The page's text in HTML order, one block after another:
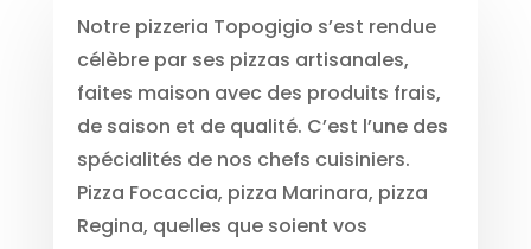
Notre pizzeria Topogigio s’est rendue
célèbre par ses pizzas artisanales,
faites maison avec des produits frais,
de saison et de qualité. C’est l’une des
spécialités de nos chefs cuisiniers.
Pizza Focaccia, pizza Marinara, pizza
Regina, quelles que soient vos